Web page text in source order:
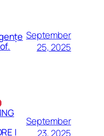
September
25, 2025
|
September
23, 2025